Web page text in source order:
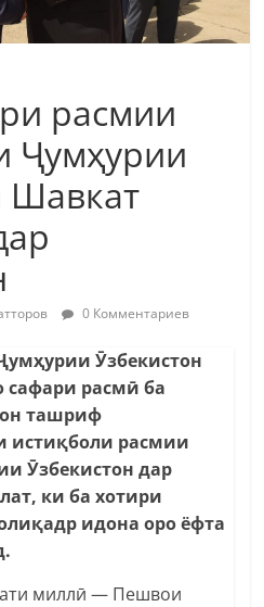
расмии
Ҷумҳурии
Шавкат
0 Комментариев
Ӯзбекистон
расмӣ ба
ташриф
истиқболи расмии
Ӯзбекистон дар
ки ба хотири
идона оро ёфта
миллӣ — Пешвои